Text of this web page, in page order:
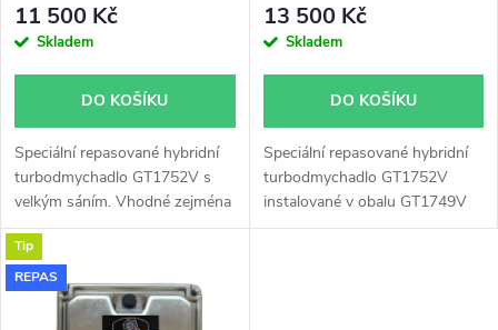
o
u
k
t
r
o
d
u
k
t
11 500 Kč
Skladem
DO KOŠÍKU
Speciální repasované hybridní
turbodmychadlo GT1752V s
velkým sáním. Vhodné zejména
k výkonnostním úpravám jako
např. chiptuning. Pro vůz
Škoda Octavia 1.9TDi 74kW
13 500 Kč
Skladem
DO KOŠÍKU
Speciální repasované hybridní
turbodmychadlo GT1752V
instalované v obalu GT1749V
(pro motory TDi 66-85KW).
Tip
REPAS